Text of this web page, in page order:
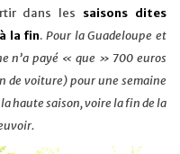
dans les saisons dites
la fin.Pour la Guadeloupe et
n’a payé « que » 700 euros
de voiture) pour une semaine
haute saison, voire la fin de la